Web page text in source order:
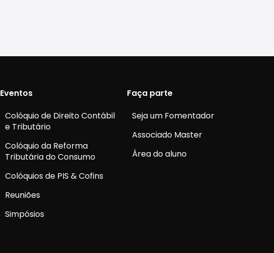
Eventos
Colóquio de Direito Contábil
e Tributário
Colóquio da Reforma
Tributária do Consumo
Colóquios de PIS & Cofins
Reuniões
Simpósios
Faça parte
Seja um Fomentador
Associado Master
Área do aluno